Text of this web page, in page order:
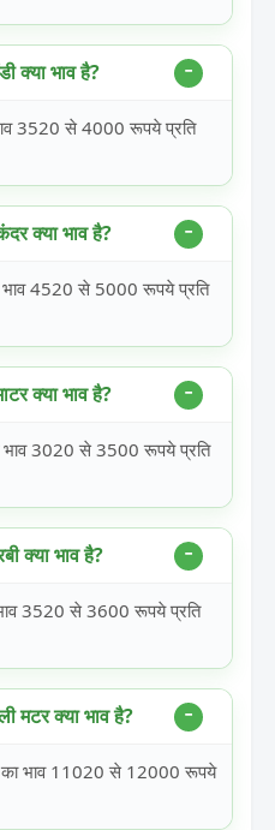
क्या भाव है?
3520 से 4000 रूपये प्रति
क्या भाव है?
4520 से 5000 रूपये प्रति
क्या भाव है?
3020 से 3500 रूपये प्रति
क्या भाव है?
3520 से 3600 रूपये प्रति
मटर क्या भाव है?
भाव 11020 से 12000 रूपये